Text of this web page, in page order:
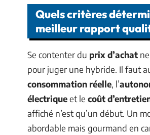
Quels critères
meilleur rapport
Se contenter du prix d’achat
pour juger une hybride. Il faut
consommation réelle, l’
électriqueet le coût
affiché n’est qu’un début. Un
abordable mais gourmand en